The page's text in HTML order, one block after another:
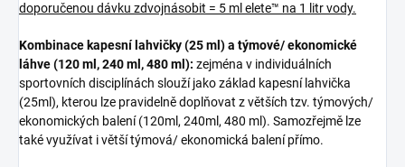
doporučenou dávku zdvojnásobit = 5 ml elete™ na 1 litr vody.
Kombinace kapesní lahvičky (25 ml) a týmové/ ekonomické
láhve (120 ml, 240 ml, 480 ml): zejména v individuálních
sportovních disciplínách slouží jako základ kapesní lahvička
(25ml), kterou lze pravidelně doplňovat z větších tzv. týmových/
ekonomických balení (120ml, 240ml, 480 ml). Samozřejmě lze
také využívat i větší týmová/ ekonomická balení přímo.